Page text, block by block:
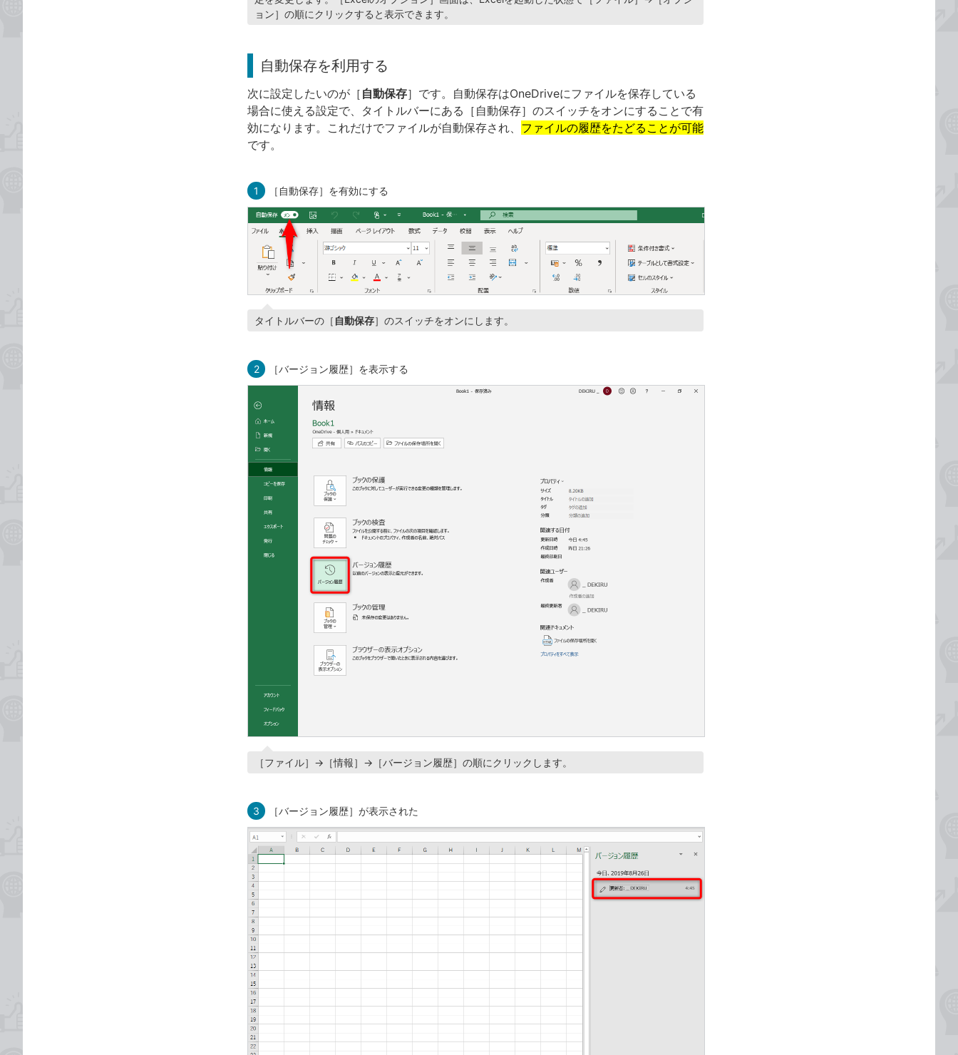
ョン］の順にクリックすると表示できます。
自動保存を利用する
次に設定したいのが［ 自動保存］です。自動保存はOneDriveにファイルを保存している
場合に使える設定で、タイトルバーにある［自動保存］のスイッチをオンにすることで有
効になります。これだけでファイルが自動保存され、 ファイルの履歴をたどることが可能
です。
1 ［自動保存］を有効にする
タイトルバーの［ 自動保存］のスイッチをオンにします。
2 ［バージョン履歴］を表示する
［ファイル］→［情報］→［バージョン履歴］の順にクリックします。
3 ［バージョン履歴］が表示された